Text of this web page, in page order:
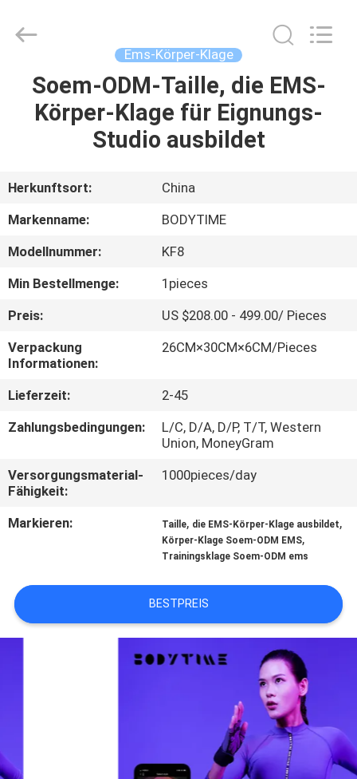
HAUS
PRODUKTE
ÜBER
UNS
FABRIK-
AUSFLUG
QUALITÄTSKONTROLLE
TRETEN
SIE
UNS
IN
VERBINDUNG
NACHRICHTEN
FÄLLE
ZITAT
Technology
Reserved.
Ems-Körper-Klage
Soem-ODM-Taille, die EMS-
Körper-Klage für Eignungs-
Studio ausbildet
Herkunftsort:
China
Markenname:
BODYTIME
Modellnummer:
KF8
Min Bestellmenge:
1pieces
Preis:
US $208.00 - 499.00/ Pieces
Verpackung
Informationen:
26CM×30CM×6CM/Pieces
Lieferzeit:
2-45
Zahlungsbedingungen:
L/C, D/A, D/P, T/T, Western
Union, MoneyGram
Versorgungsmaterial-
Fähigkeit:
1000pieces/day
Markieren: Taille, die EMS-Körper-Klage ausbildet,
Körper-Klage Soem-ODM EMS,
Trainingsklage Soem-ODM ems
BESTPREIS